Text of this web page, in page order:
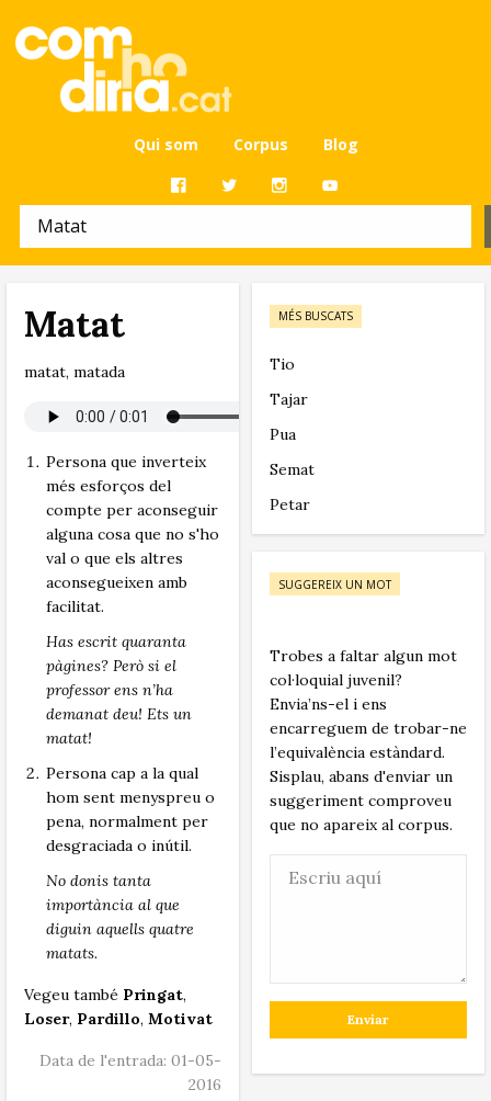
Qui som Corpus Blog
Matat
matat, matada
Persona que inverteix
més esforços del
compte per aconseguir
alguna cosa que no s'ho
val o que els altres
aconsegueixen amb
facilitat.
Has escrit quaranta
pàgines? Però si el
professor ens n’ha
demanat deu! Ets un
matat!
Persona cap a la qual
hom sent menyspreu o
pena, normalment per
desgraciada o inútil.
No donis tanta
importància al que
diguin aquells quatre
matats.
Vegeu també Pringat,
Loser, Pardillo, Motivat
Data de l'entrada: 01-05-
2016
MÉS BUSCATS
Tio
Tajar
Pua
Semat
Petar
SUGGEREIX UN MOT
Trobes a faltar algun mot
col·loquial juvenil?
Envia’ns-el i ens
encarreguem de trobar-ne
l’equivalència estàndard.
Sisplau, abans d'enviar un
suggeriment comproveu
que no apareix al corpus.